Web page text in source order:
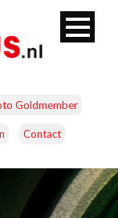
Goldmember
Contact